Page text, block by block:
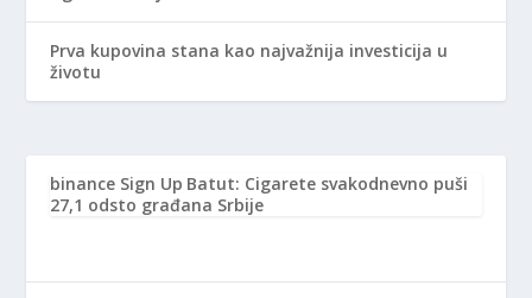
Prva kupovina stana kao najvažnija investicija u
životu
binance Sign Up Batut: Cigarete svakodnevno puši
27,1 odsto građana Srbije